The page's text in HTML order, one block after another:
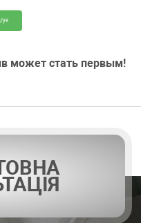
может стать первым!